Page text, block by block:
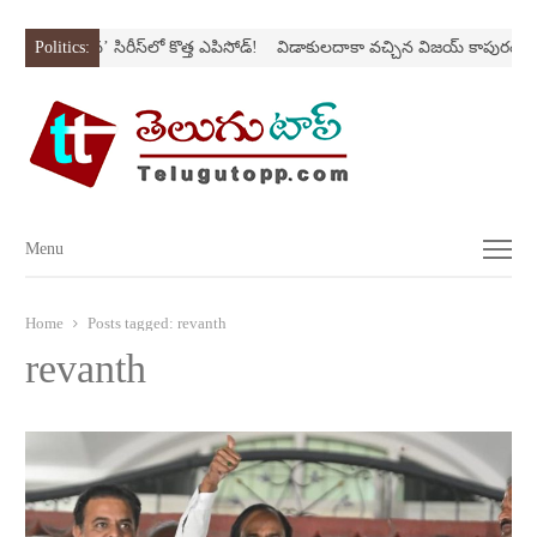
Politics:
‘అర‌వ’ సిరీస్‌లో కొత్త ఎపిసోడ్‌! విడాకులదాకా వచ్చిన విజయ్‌ కాపురం
Menu
Menu
Home Posts tagged: revanth
revanth